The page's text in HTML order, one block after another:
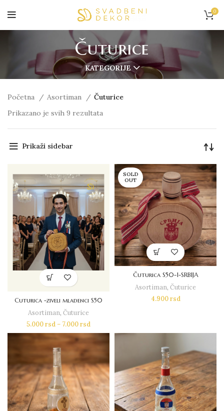
0
Čuturice
KATEGORIJE
Početna Asortiman
Čuturice
Prikazano je svih 9 rezultata
Prikaži sidebar
Cuturica -ziveli mladenci S50
Asortiman, Čuturice
5.000rsd – 7.000rsd
SOLD
OUT
Čuturica S50-1-SRBIJA
Asortiman, Čuturice
4.900rsd